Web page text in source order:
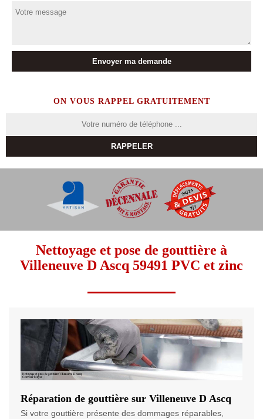
ON VOUS RAPPEL GRATUITEMENT
Nettoyage et pose de gouttière à
Villeneuve D Ascq 59491 PVC et zinc
Réparation de gouttière sur Villeneuve D Ascq
Si votre gouttière présente des dommages réparables,